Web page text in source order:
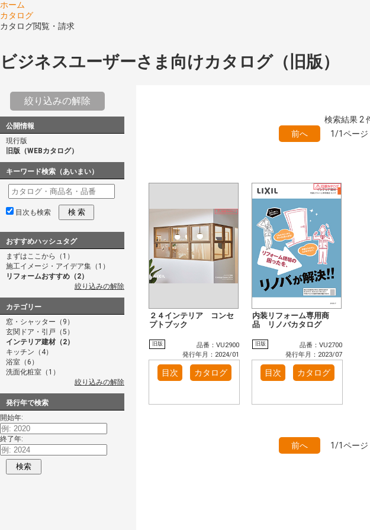
ホーム
カタログ
カタログ閲覧・請求
ビジネスユーザーさま向けカタログ（旧版）
絞り込みの解除
公開情報
現行版
旧版（WEBカタログ）
キーワード検索（あいまい）
目次も検索 検 索
おすすめハッシュタグ
まずはここから（1）
施工イメージ・アイデア集（1）
リフォームおすすめ（2）
絞り込みの解除
カテゴリー
窓・シャッター（9）
玄関ドア・引戸（5）
インテリア建材（2）
キッチン（4）
浴室（6）
洗面化粧室（1）
絞り込みの解除
発行年で検索
開始年:
終了年:
検索
検索結果 2
前へ
1/1ペー
２４インテリア コンセ
プトブック
旧版
品番：VU2900
発行年月：2024/01
目次 カタログ
内装リフォーム専用商
品 リノバカタログ
旧版
品番：VU2700
発行年月：2023/07
目次 カタログ
前へ 1/1ペー